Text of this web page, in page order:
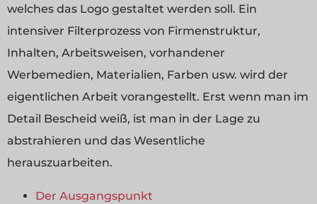
welches das Logo gestaltet werden soll. Ein
intensiver Filterprozess von Firmenstruktur,
Inhalten, Arbeitsweisen, vorhandener
Werbemedien, Materialien, Farben usw. wird der
eigentlichen Arbeit vorangestellt. Erst wenn man im
Detail Bescheid weiß, ist man in der Lage zu
abstrahieren und das Wesentliche
herauszuarbeiten.
Der Ausgangspunkt